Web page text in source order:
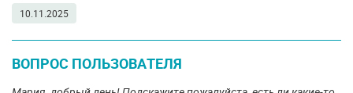
10.11.2025
ВОПРОС ПОЛЬЗОВАТЕЛЯ